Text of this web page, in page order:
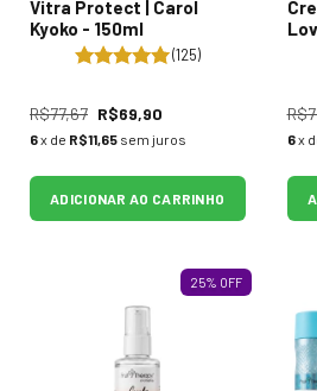
Vitra Protect | Carol
Kyoko - 150ml
(125)
R$77,67 R$69,90
6x de R$11,65 sem juros
ADICIONAR AO CARRINHO
6x
25% OFF